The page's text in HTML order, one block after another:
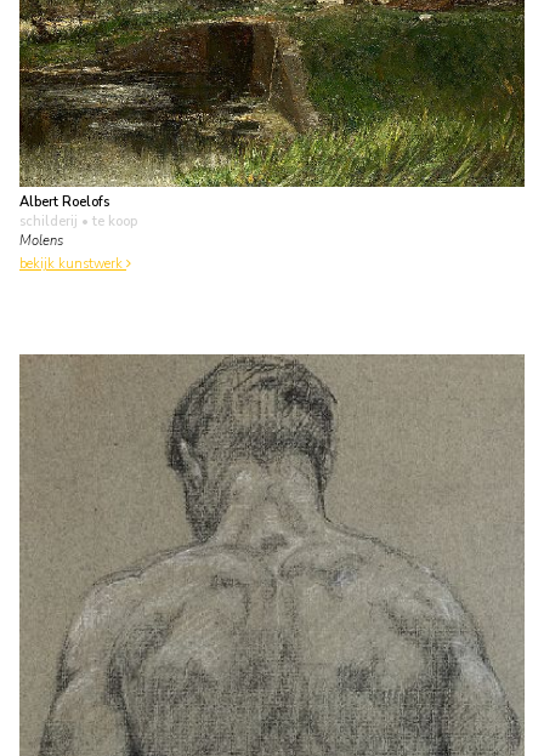
Albert Roelofs
schilderij • te koop
Molens
bekijk kunstwerk